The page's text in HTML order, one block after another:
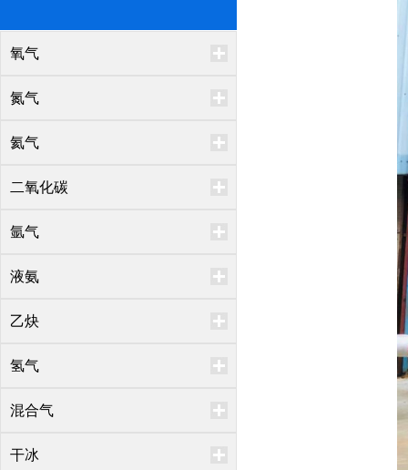
氧气
氮气
氦气
二氧化碳
氩气
液氨
乙炔
氢气
混合气
干冰